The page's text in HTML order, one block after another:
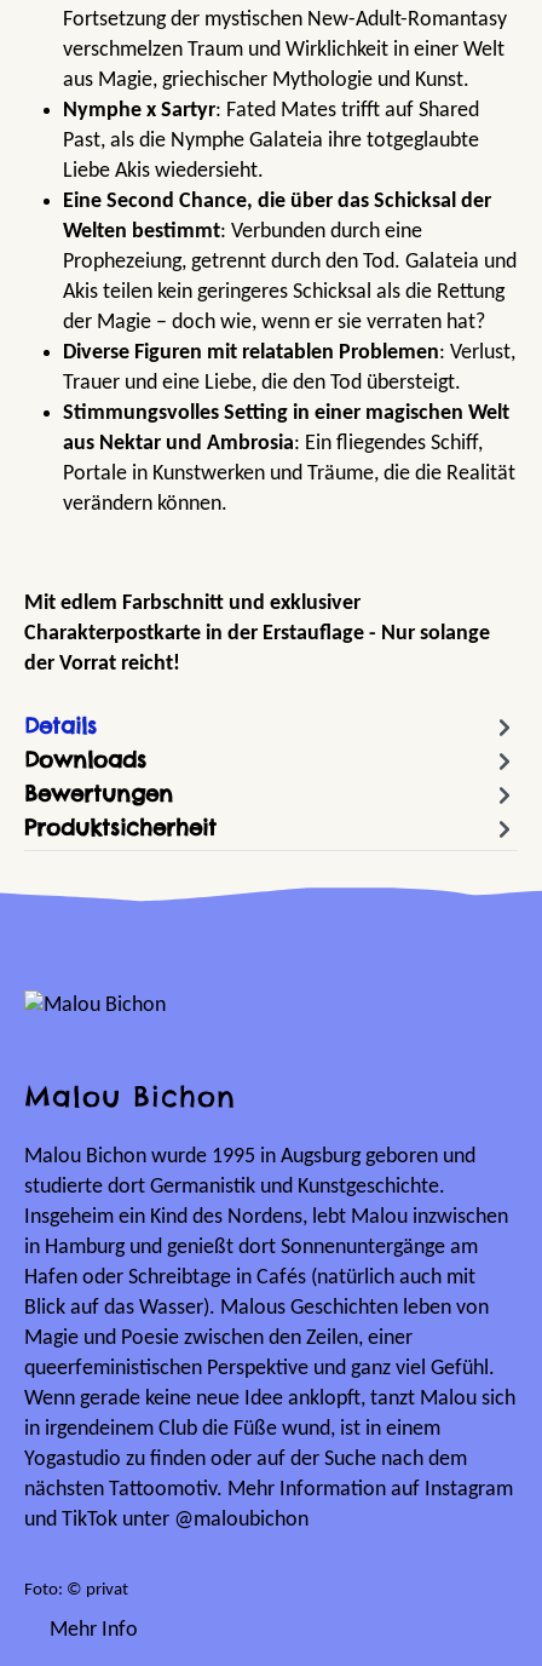
Fortsetzung der mystischen New-Adult-Romantasy
verschmelzen Traum und Wirklichkeit in einer Welt
aus Magie, griechischer Mythologie und Kunst.
Nymphe x Sartyr: Fated Mates trifft auf Shared
Past, als die Nymphe Galateia ihre totgeglaubte
Liebe Akis wiedersieht.
Eine Second Chance, die über das Schicksal der
Welten bestimmt: Verbunden durch eine
Prophezeiung, getrennt durch den Tod. Galateia und
Akis teilen kein geringeres Schicksal als die Rettung
der Magie – doch wie, wenn er sie verraten hat?
Diverse Figuren mit relatablen Problemen: Verlust,
Trauer und eine Liebe, die den Tod übersteigt.
Stimmungsvolles Setting in einer magischen Welt
aus Nektar und Ambrosia: Ein fliegendes Schiff,
Portale in Kunstwerken und Träume, die die Realität
verändern können.
Mit edlem Farbschnitt und exklusiver
Charakterpostkarte in der Erstauflage - Nur solange
der Vorrat reicht!
Details
Downloads
Bewertungen
Produktsicherheit
Malou Bichon
Malou Bichon wurde 1995 in Augsburg geboren und
studierte dort Germanistik und Kunstgeschichte.
Insgeheim ein Kind des Nordens, lebt Malou inzwischen
in Hamburg und genießt dort Sonnenuntergänge am
Hafen oder Schreibtage in Cafés (natürlich auch mit
Blick auf das Wasser). Malous Geschichten leben von
Magie und Poesie zwischen den Zeilen, einer
queerfeministischen Perspektive und ganz viel Gefühl.
Wenn gerade keine neue Idee anklopft, tanzt Malou sich
in irgendeinem Club die Füße wund, ist in einem
Yogastudio zu finden oder auf der Suche nach dem
nächsten Tattoomotiv. Mehr Information auf Instagram
und TikTok unter @maloubichon
Foto: © privat
Mehr Info